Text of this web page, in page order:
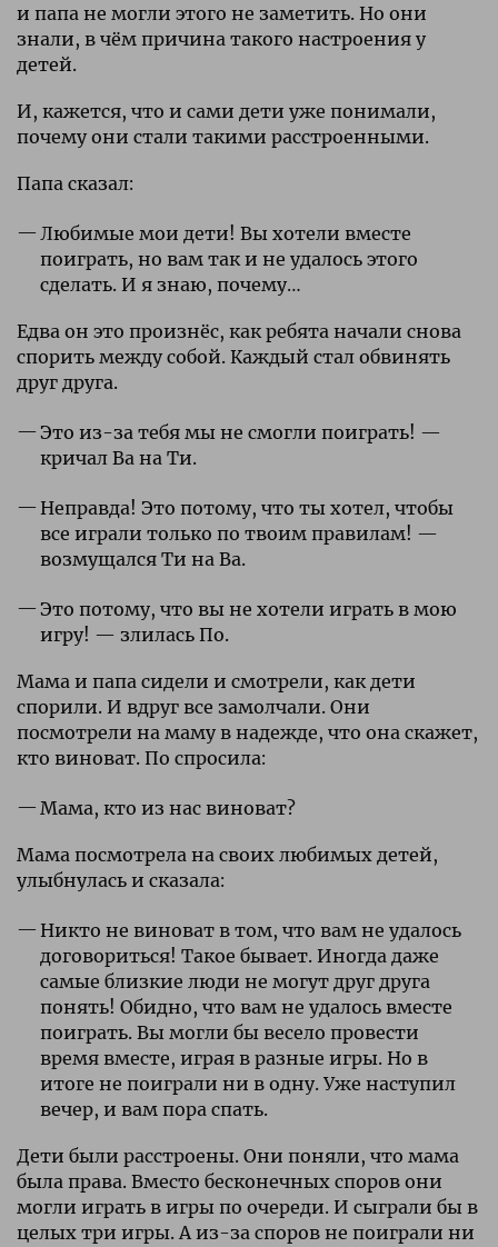
и папа не могли этого не заметить. Но они
знали, в чём причина такого настроения у
детей.
И, кажется, что и сами дети уже понимали,
почему они стали такими расстроенными.
Папа сказал:
Любимые мои дети! Вы хотели вместе
поиграть, но вам так и не удалось этого
сделать. И я знаю, почему…
Едва он это произнёс, как ребята начали снова
спорить между собой. Каждый стал обвинять
друг друга.
Это из-за тебя мы не смогли поиграть! —
кричал Ва на Ти.
Неправда! Это потому, что ты хотел, чтобы
все играли только по твоим правилам! —
возмущался Ти на Ва.
Это потому, что вы не хотели играть в мою
игру! — злилась По.
Мама и папа сидели и смотрели, как дети
спорили. И вдруг все замолчали. Они
посмотрели на маму в надежде, что она скажет,
кто виноват. По спросила:
Мама, кто из нас виноват?
Мама посмотрела на своих любимых детей,
улыбнулась и сказала:
Никто не виноват в том, что вам не удалось
договориться! Такое бывает. Иногда даже
самые близкие люди не могут друг друга
понять! Обидно, что вам не удалось вместе
поиграть. Вы могли бы весело провести
время вместе, играя в разные игры. Но в
итоге не поиграли ни в одну. Уже наступил
вечер, и вам пора спать.
Дети были расстроены. Они поняли, что мама
была права. Вместо бесконечных споров они
могли играть в игры по очереди. И сыграли бы в
целых три игры. А из-за споров не поиграли ни